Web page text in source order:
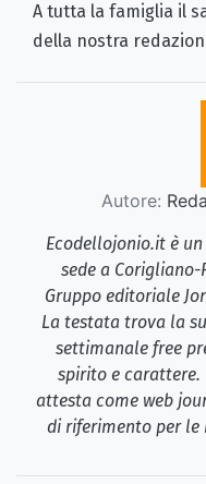
A tutta la famiglia il
della nostra
Autore:
Ecodellojonio.it è
sede a Corigliano-
Gruppo editoriale
La testata trova la
settimanale free
spirito e carattere.
attesta come web
di riferimento per